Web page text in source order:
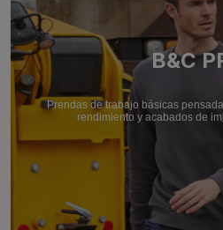
B&C
Prendas de trabajo básicas
rendimiento y acabados de